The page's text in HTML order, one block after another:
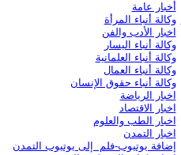
أخبار عامة
وكالة أنباء المرأة
اخبار الأدب والفن
وكالة أنباء اليسار
وكالة أنباء العلمانية
وكالة أنباء العمال
وكالة أنباء حقوق الإنسان
اخبار الرياضة
اخبار الاقتصاد
اخبار الطب والعلوم
اخبار التمدن
إضافة يوتيوب-فلم إلى يوتيوب التمدن